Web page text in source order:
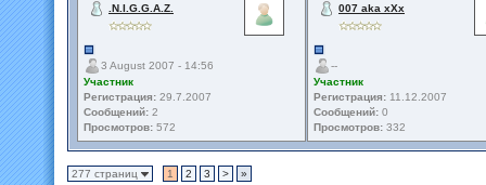
.N.I.G.G.A.Z.
3 August 2007 - 14:56
Участник
Регистрация: 29.7.2007
Сообщений: 2
Просмотров: 572
007 aka xXx
--
Участник
Регистрация: 11.12.2007
Сообщений: 0
Просмотров: 332
277 страниц 1 2 3 > »